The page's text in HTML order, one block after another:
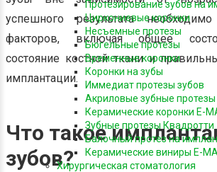
Протезирование зубов на
Циркониевые коронки
Несъемные протезы
Бюгельные протезы
Временные коронки
Коронки на зубы
Иммедиат протезы зубов
Акриловые зубные протезы
Керамические коронки E-
Зубные протезы Квадротти
Балочный протез на
Керамические виниры E-
Хирургическая стоматология
успешного результата
факторов, включая общее
состояние костной ткани и
имплантации.
Что такое
зубов?